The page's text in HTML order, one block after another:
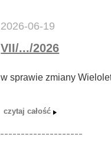
2026-06-19
VII/.../2026
w sprawie zmiany